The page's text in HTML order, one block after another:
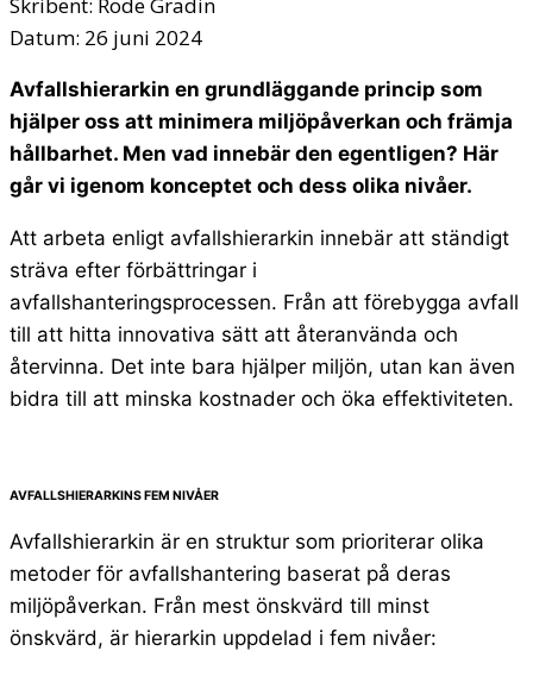
Datum: 26 juni 2024
Avfallshierarkin en grundläggande princip som
hjälper oss att minimera miljöpåverkan och främja
hållbarhet. Men vad innebär den egentligen? Här
går vi igenom konceptet och dess olika nivåer.
Att arbeta enligt avfallshierarkin innebär att ständigt
sträva efter förbättringar i
avfallshanteringsprocessen. Från att förebygga avfall
till att hitta innovativa sätt att återanvända och
återvinna. Det inte bara hjälper miljön, utan kan även
bidra till att minska kostnader och öka effektiviteten.
AVFALLSHIERARKINS FEM NIVÅER
Avfallshierarkin är en struktur som prioriterar olika
metoder för avfallshantering baserat på deras
miljöpåverkan. Från mest önskvärd till minst
önskvärd, är hierarkin uppdelad i fem nivåer: